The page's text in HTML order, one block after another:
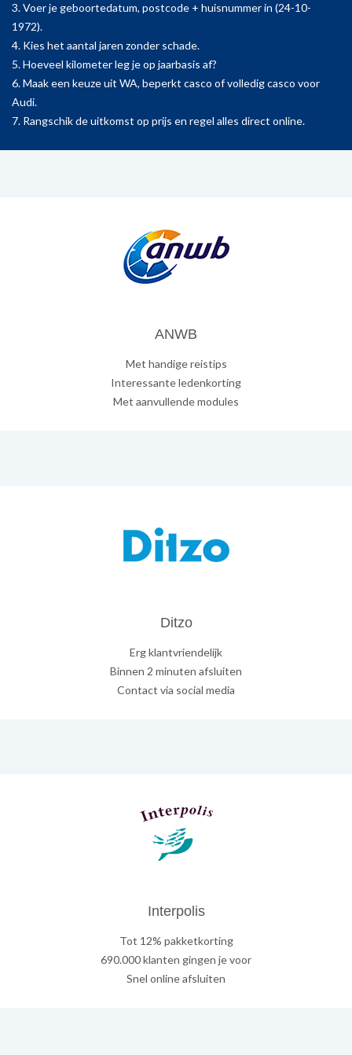
3. Voer je geboortedatum, postcode + huisnummer in (24-10-
1972).
4. Kies het aantal jaren zonder schade.
5. Hoeveel kilometer leg je op jaarbasis af?
6. Maak een keuze uit WA, beperkt casco of volledig casco voor
Audi.
7. Rangschik de uitkomst op prijs en regel alles direct online.
ANWB
Met handige reistips
Interessante ledenkorting
Met aanvullende modules
Ditzo
Erg klantvriendelijk
Binnen 2 minuten afsluiten
Contact via social media
Interpolis
Tot 12% pakketkorting
690.000 klanten gingen je voor
Snel online afsluiten